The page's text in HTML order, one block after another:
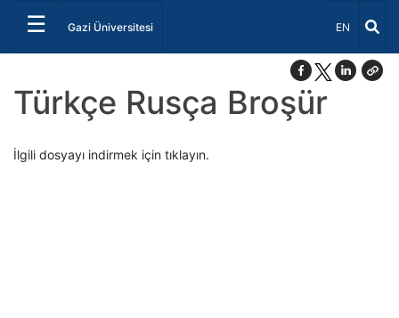
☰ Gazi Üniversitesi Dil Seçiniz
EN
Türkçe Rusça Broşür
İlgili dosyayı indirmek için tıklayın.